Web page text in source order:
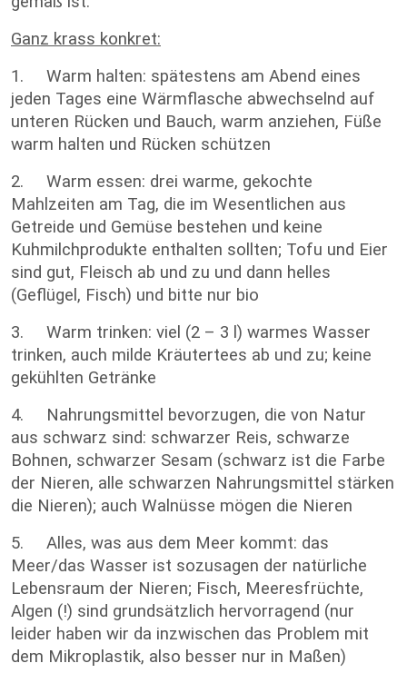
Ganz krass konkret:
1. Warm halten: spätestens am Abend eines
jeden Tages eine Wärmflasche abwechselnd auf
unteren Rücken und Bauch, warm anziehen, Füße
warm halten und Rücken schützen
2. Warm essen: drei warme, gekochte
Mahlzeiten am Tag, die im Wesentlichen aus
Getreide und Gemüse bestehen und keine
Kuhmilchprodukte enthalten sollten; Tofu und Eier
sind gut, Fleisch ab und zu und dann helles
(Geflügel, Fisch) und bitte nur bio
3. Warm trinken: viel (2 – 3 l) warmes Wasser
trinken, auch milde Kräutertees ab und zu; keine
gekühlten Getränke
4. Nahrungsmittel bevorzugen, die von Natur
aus schwarz sind: schwarzer Reis, schwarze
Bohnen, schwarzer Sesam (schwarz ist die Farbe
der Nieren, alle schwarzen Nahrungsmittel stärken
die Nieren); auch Walnüsse mögen die Nieren
5. Alles, was aus dem Meer kommt: das
Meer/das Wasser ist sozusagen der natürliche
Lebensraum der Nieren; Fisch, Meeresfrüchte,
Algen (!) sind grundsätzlich hervorragend (nur
leider haben wir da inzwischen das Problem mit
dem Mikroplastik, also besser nur in Maßen)